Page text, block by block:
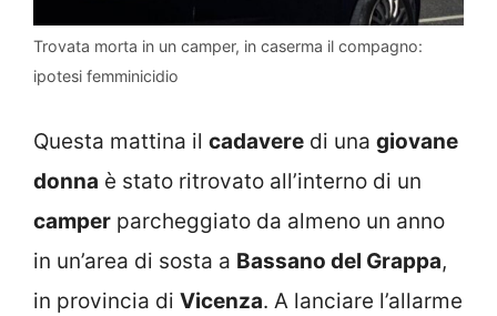
Trovata morta in un camper, in caserma il compagno:
ipotesi femminicidio
Questa mattina il cadavere di una giovane
donna è stato ritrovato all’interno di un
camper parcheggiato da almeno un anno
in un’area di sosta a Bassano del Grappa,
in provincia di Vicenza. A lanciare l’allarme